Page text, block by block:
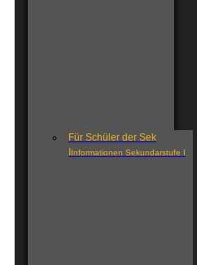
Für Schüler der Sek
Informationen Sekundarstufe I